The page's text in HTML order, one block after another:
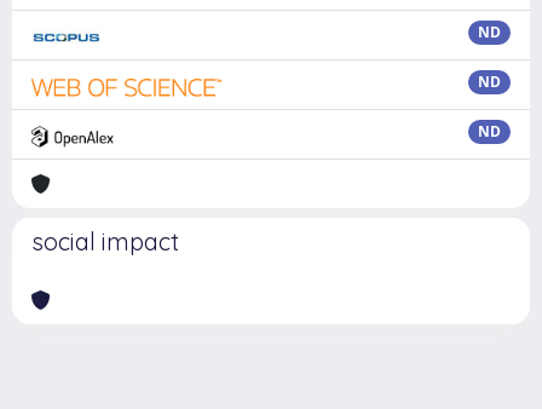
ND
ND
ND
social impact